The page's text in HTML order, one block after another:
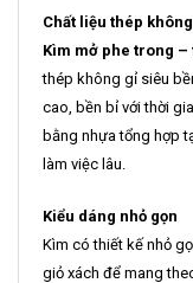
Chất liệu thép
Kìm mở phe trong –
thép không gỉ siêu
cao, bền bỉ với thời
bằng nhựa tổng hợp
làm việc lâu.
Kiểu dáng nhỏ gọn
Kìm có thiết kế nhỏ
giỏ xách để mang